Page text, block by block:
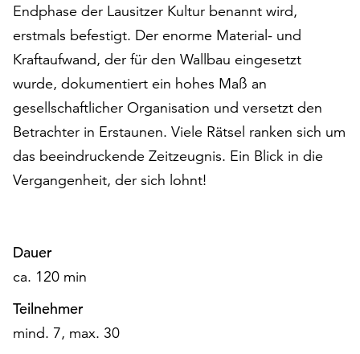
können
Ihr
Einverständnis
jederzeit
ändern
und
widerrufen.
Dafür
steht
Ihnen
Seite
die
„Cookie-
Einstellungen“
Endphase der Lausitzer Kultur benannt wird,
erstmals befestigt. Der enorme Material- und
Kraftaufwand, der für den Wallbau eingesetzt
wurde, dokumentiert ein hohes Maß an
gesellschaftlicher Organisation und versetzt den
Betrachter in Erstaunen. Viele Rätsel ranken sich um
das beeindruckende Zeitzeugnis. Ein Blick in die
Vergangenheit, der sich lohnt!
Dauer
ca. 120 min
Teilnehmer
mind. 7, max. 30